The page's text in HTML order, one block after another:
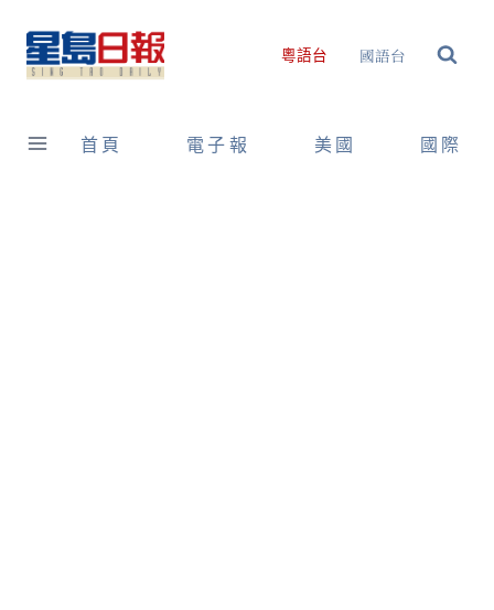
content
粵語台 國語台
首頁 電子報 美國 國際